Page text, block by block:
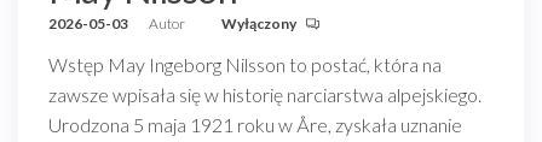
2026-05-03 Autor Wyłączony
Wstęp May Ingeborg Nilsson to postać, która na
zawsze wpisała się w historię narciarstwa alpejskiego.
Urodzona 5 maja 1921 roku w Åre, zyskała uznanie